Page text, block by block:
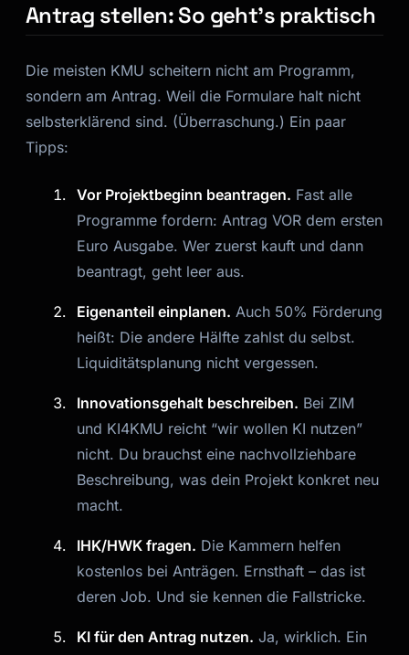
Antrag stellen: So geht’s praktisch
Die meisten KMU scheitern nicht am Programm,
sondern am Antrag. Weil die Formulare halt nicht
selbsterklärend sind. (Überraschung.) Ein paar
Tipps:
Vor Projektbeginn beantragen. Fast alle
Programme fordern: Antrag VOR dem ersten
Euro Ausgabe. Wer zuerst kauft und dann
beantragt, geht leer aus.
Eigenanteil einplanen. Auch 50% Förderung
heißt: Die andere Hälfte zahlst du selbst.
Liquiditätsplanung nicht vergessen.
Innovationsgehalt beschreiben. Bei ZIM
und KI4KMU reicht “wir wollen KI nutzen”
nicht. Du brauchst eine nachvollziehbare
Beschreibung, was dein Projekt konkret neu
macht.
IHK/HWK fragen. Die Kammern helfen
kostenlos bei Anträgen. Ernsthaft – das ist
deren Job. Und sie kennen die Fallstricke.
KI für den Antrag nutzen. Ja, wirklich. Ein